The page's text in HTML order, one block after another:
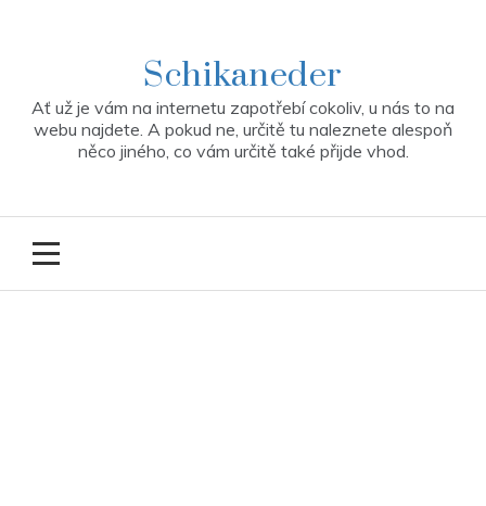
Schikaneder
Ať už je vám na internetu zapotřebí cokoliv, u nás to na
webu najdete. A pokud ne, určitě tu naleznete alespoň
něco jiného, co vám určitě také přijde vhod.